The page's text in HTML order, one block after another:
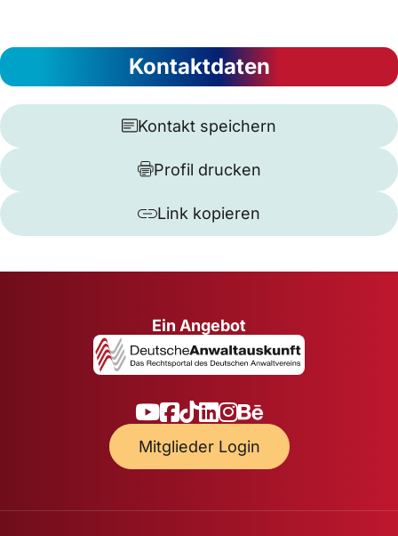
Kontaktdaten
Kontakt speichern
Profil drucken
Link kopieren
Ein Angebot
Mitglieder Login